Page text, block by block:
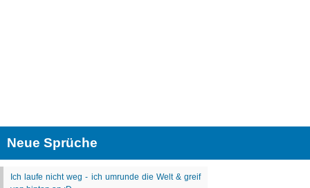
Neue Sprüche